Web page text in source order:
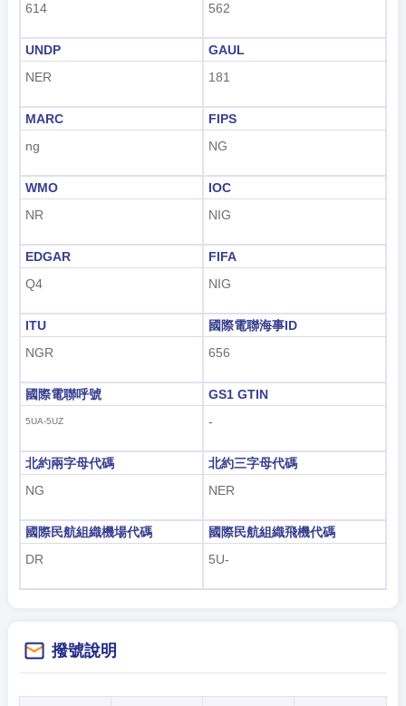
614
562
UNDP
NER
GAUL
181
MARC
ng
FIPS
NG
WMO
NR
IOC
NIG
EDGAR
Q4
FIFA
NIG
ITU
NGR
國際電聯海事ID
656
國際電聯呼號
5UA-5UZ
GS1 GTIN
-
北約兩字母代碼
NG
北約三字母代碼
NER
國際民航組織機場代碼
DR
國際民航組織飛機代碼
5U-
撥號說明